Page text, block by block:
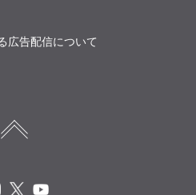
広告配信について